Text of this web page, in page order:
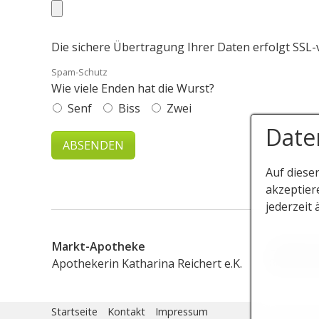
Die sichere Übertragung Ihrer Daten erfolgt SSL-
Spam-Schutz
Wie viele Enden hat die Wurst?
Senf
Biss Zwei
Markt-Apotheke
Apothekerin Katharina Reichert e.K.
Startseite Kontakt Impressum
Auf
jederzeit